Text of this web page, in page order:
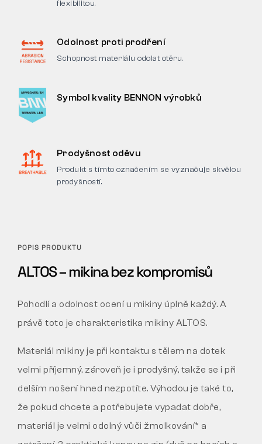
flexibilitou.
Odolnost proti prodření
Schopnost materiálu odolat otěru.
Symbol kvality BENNON výrobků
Prodyšnost oděvu
Produkt s tímto označením se vyznačuje skvělou
prodyšností.
POPIS PRODUKTU
ALTOS – mikina bez kompromisů
Pohodlí a odolnost ocení u mikiny úplně každý. A
právě toto je charakteristika mikiny ALTOS.
Materiál mikiny je při kontaktu s tělem na dotek
velmi příjemný, zároveň je i prodyšný, takže se i při
delším nošení hned nezpotíte. Výhodou je také to,
že pokud chcete a potřebujete vypadat dobře,
materiál je velmi odolný vůči žmolkování* a